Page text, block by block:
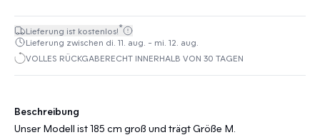
Lieferung ist kostenlos!*
Lieferung zwischen di. 11. aug. - mi. 12. aug.
VOLLES RÜCKGABERECHT INNERHALB VON 30 TAGEN
Beschreibung
Unser Modell ist 185 cm groß und trägt Größe M.